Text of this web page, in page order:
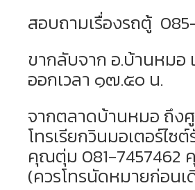
สอบถามเรื่องรถตู้
ขากลับจาก อ.บ้านหมอ
ออกเวลา ๑๗.๕๐ น.
จากตลาดบ้านหมอ ถึง
โทรเรียกวินมอเตอร์ไซ
คุณตุ่ม 081-
(ควรโทรนัดหมายก่อนเ